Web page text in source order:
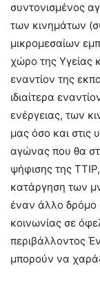
συντονισμένος
των κινημάτων
μικρομεσαίων
χώρο της Υγείας
εναντίον της
ιδιαίτερα
ενέργειας, των
μας όσο και στις
αγώνας που θα
ψήφισης της
κατάργηση των
έναν άλλο δρόμο
κοινωνίας σε
περιβάλλοντος
μπορούν να